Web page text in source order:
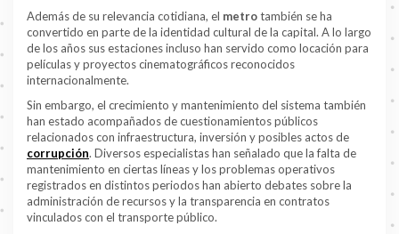
Además de su relevancia cotidiana, el metrotambién se ha
convertido en parte de la identidad cultural de la capital. A lo largo
de los años sus estaciones incluso han servido como locación para
películas y proyectos cinematográficos reconocidos
internacionalmente.
Sin embargo, el crecimiento y mantenimiento del sistema también
han estado acompañados de cuestionamientos públicos
relacionados con infraestructura, inversión y posibles actos de
corrupción. Diversos especialistas han señalado que la falta de
mantenimiento en ciertas líneas y los problemas operativos
registrados en distintos periodos han abierto debates sobre la
administración de recursos y la transparencia en contratos
vinculados con el transporte público.